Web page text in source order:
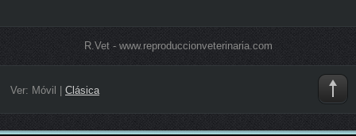
R.Vet - www.reproduccionveterinaria.com
Ver: Móvil | Clásica